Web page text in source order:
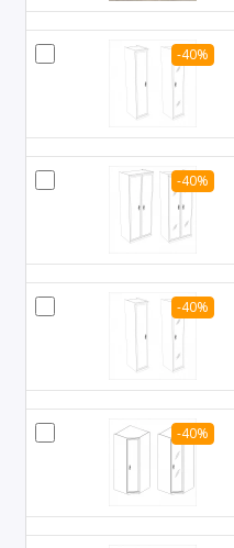
-40%
-40%
-40%
-40%